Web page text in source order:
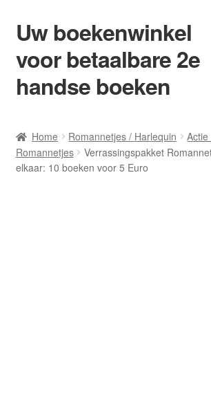
Ga
door
naar
navigatie
Ga
naar
de
inhoud
Uw boekenwinkel
voor betaalbare 2e
handse boeken
Afrekenen
Home Romannetjes / Harlequin
Actie
Romannetjes
Verrassingspakket
elkaar: 10 boeken voor 5 Euro